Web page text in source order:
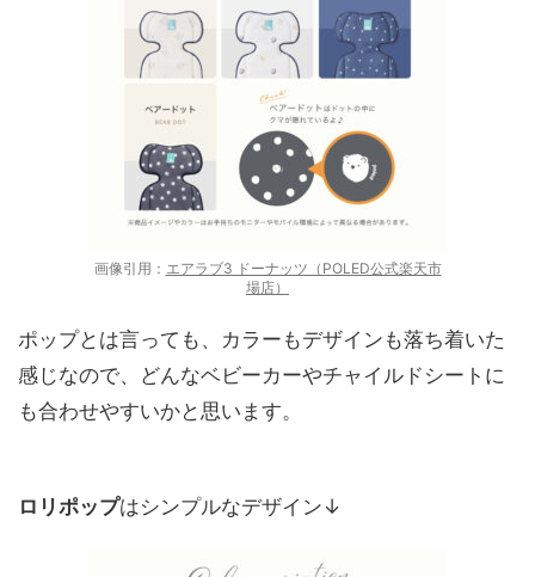
画像引用： エアラブ3 ドーナッツ（POLED公式楽天市
場店）
ポップとは言っても、カラーもデザインも落ち着いた
感じなので、どんなベビーカーやチャイルドシートに
も合わせやすいかと思います。
ロリポップはシンプルなデザイン↓